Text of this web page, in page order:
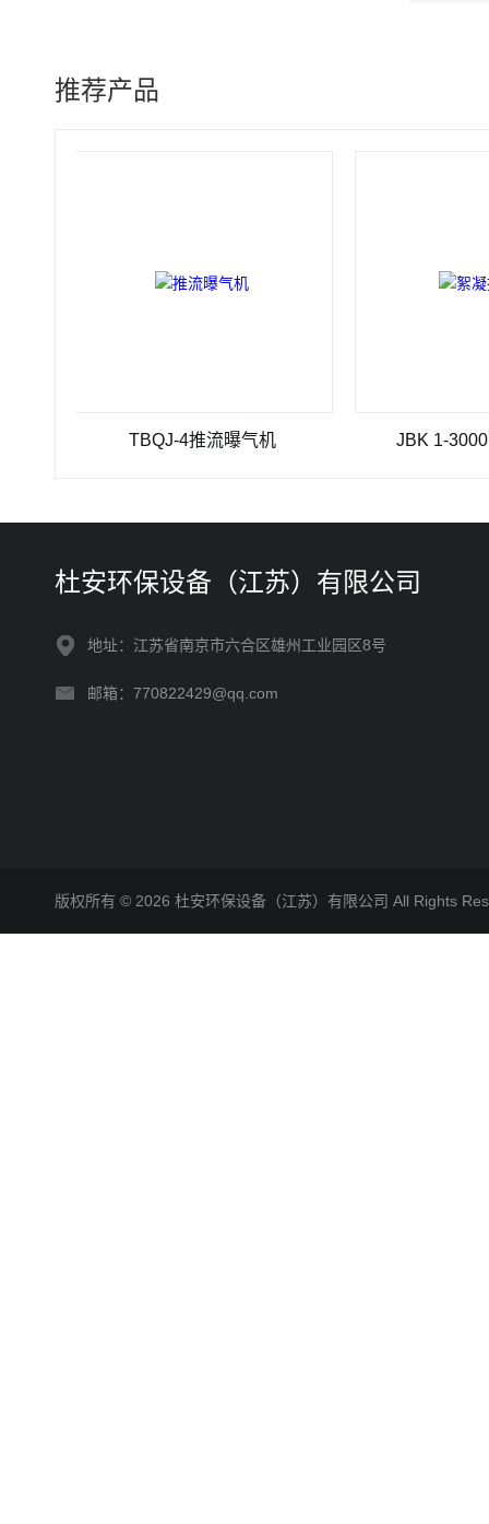
推荐产品
TBQJ-4推流曝气机 JBK 1-3000絮凝
杜安环保设备（江苏）有限公司
地址：江苏省南京市六合区雄州工业园区8号
邮箱：770822429@qq.com
版权所有 © 2026 杜安环保设备（江苏）有限公司 All Rights